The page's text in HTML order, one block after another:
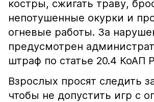
костры, сжигать траву,
непотушенные окурки и
огневые работы. За
предусмотрен
штраф по статье 20.4 КоАП
Взрослых просят следить
чтобы не допустить игр с